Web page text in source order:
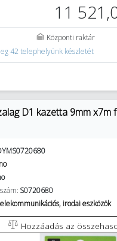
11
Központi raktár
42 telephelyünk készletét
D1 kazetta 9mm x7m
S0720680
irodai eszközök
Hozzáadás az